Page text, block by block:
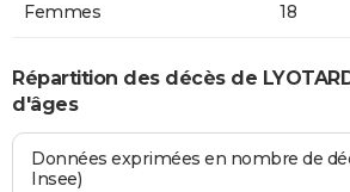
Femmes 18
Répartition des décès de
d'âges
Données exprimées en nombre de
Insee)